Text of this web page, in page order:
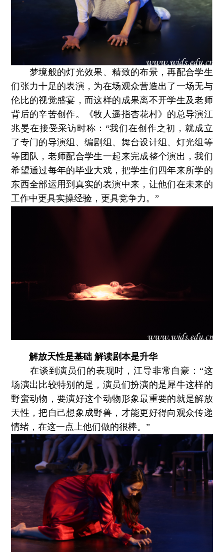
梦境般的灯光效果、精致的布景，再配合学生
们张力十足的表演，为在场观众营造出了一场无与
伦比的视觉盛宴，而这样的成果离不开学生及老师
背后的辛苦创作。《牧人遥指杏花村》的总导演江
兆旻在接受采访时称：“我们在创作之初，就成立
了专门的导演组、编剧组、舞台设计组、灯光组等
等团队，老师配合学生一起来完成整个演出，我们
希望通过每年的毕业大戏，把学生们四年来所学的
东西全部运用到真实的表演中来，让他们在未来的
工作中更具实操经验，更具竞争力。”
解放天性是基础 解读剧本是升华
在谈到演员们的表现时，江导非常自豪：“这
场演出比较特别的是，演员们扮演的是犀牛这样的
野蛮动物，要演好这个动物形象最重要的就是解放
天性，把自己想象成野兽，才能更好得向观众传递
情绪，在这一点上他们做的很棒。”